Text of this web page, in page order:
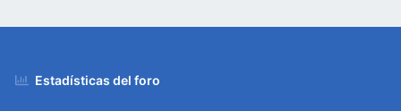
Estadísticas del foro